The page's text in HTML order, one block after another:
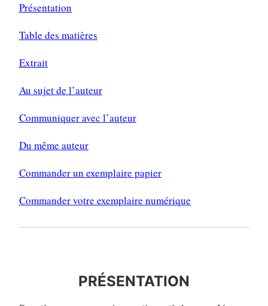
Présentation
Table des matières
Extrait
Au sujet de l’auteur
Communiquer avec l’auteur
Du même auteur
Commander un exemplaire papier
Commander votre exemplaire numérique
PRÉSENTATION